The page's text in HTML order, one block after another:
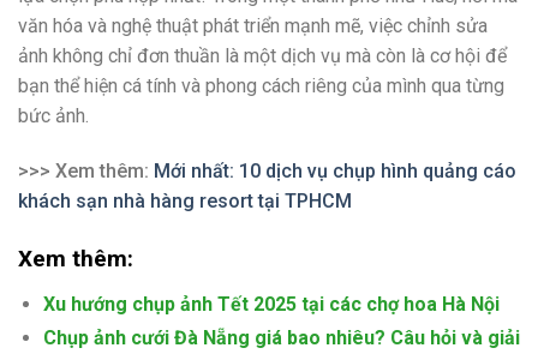
văn hóa và nghệ thuật phát triển mạnh mẽ, việc chỉnh sửa
ảnh không chỉ đơn thuần là một dịch vụ mà còn là cơ hội để
bạn thể hiện cá tính và phong cách riêng của mình qua từng
bức ảnh.
>>> Xem thêm: Mới nhất: 10 dịch vụ chụp hình quảng cáo
khách sạn nhà hàng resort tại TPHCM
Xem thêm:
Xu hướng chụp ảnh Tết 2025 tại các chợ hoa Hà Nội
Chụp ảnh cưới Đà Nẵng giá bao nhiêu? Câu hỏi và giải